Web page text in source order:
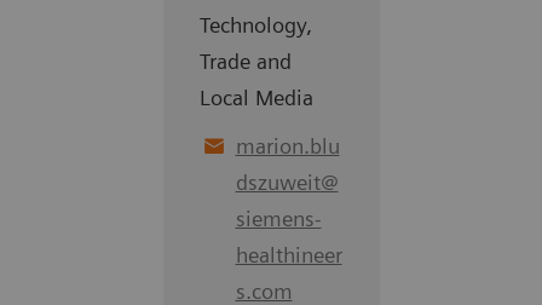
Technology,
Trade and
Local Media
marion.blu
dszuweit@
siemens-
healthineer
s.com